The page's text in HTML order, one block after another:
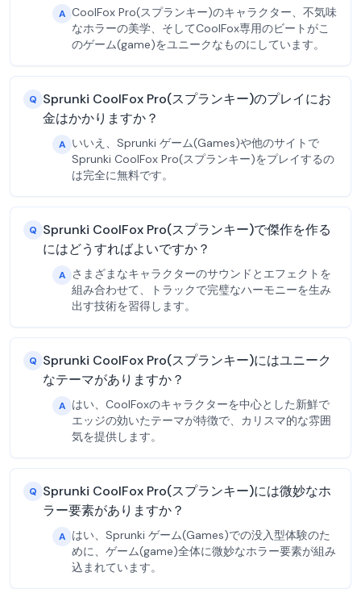
A CoolFox Pro(スプランキー)のキャラクター、不気味
なホラーの美学、そしてCoolFox専用のビートがこ
のゲーム(game)をユニークなものにしています。
Q Sprunki CoolFox Pro(スプランキー)のプレイにお
金はかかりますか？
A いいえ、Sprunki ゲーム(Games)や他のサイトで
Sprunki CoolFox Pro(スプランキー)をプレイするの
は完全に無料です。
Q Sprunki CoolFox Pro(スプランキー)で傑作を作る
にはどうすればよいですか？
A
さまざまなキャラクターのサウンドとエフェクトを
組み合わせて、トラックで完璧なハーモニーを生み
出す技術を習得します。
Q Sprunki CoolFox Pro(スプランキー)にはユニーク
なテーマがありますか？
A はい、CoolFoxのキャラクターを中心とした新鮮で
エッジの効いたテーマが特徴で、カリスマ的な雰囲
気を提供します。
Q Sprunki CoolFox Pro(スプランキー)には微妙なホ
ラー要素がありますか？
A はい、Sprunki ゲーム(Games)での没入型体験のた
めに、ゲーム(game)全体に微妙なホラー要素が組み
込まれています。